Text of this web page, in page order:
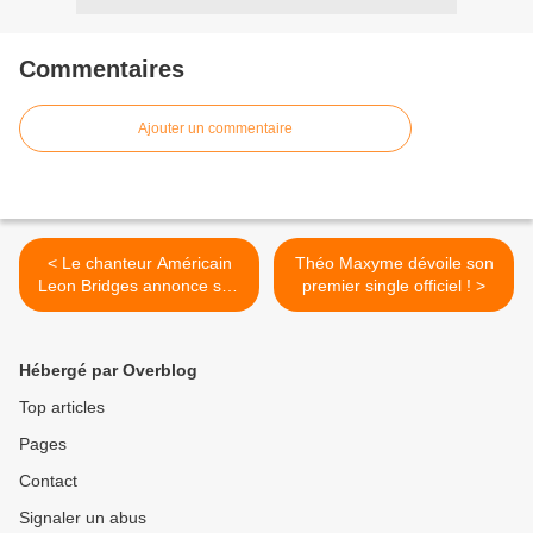
Commentaires
Ajouter un commentaire
< Le chanteur Américain
Leon Bridges annonce son
retour !
Théo Maxyme dévoile son
premier single officiel ! >
Hébergé par Overblog
Top articles
Pages
Contact
Signaler un abus